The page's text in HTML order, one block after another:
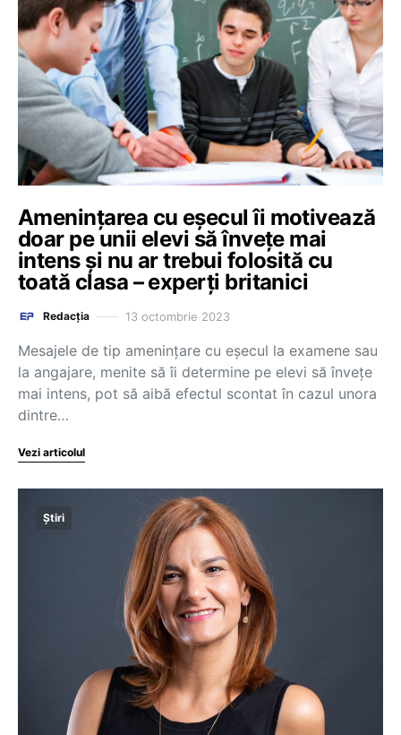
Amenințarea cu eșecul îi motivează
doar pe unii elevi să învețe mai
intens și nu ar trebui folosită cu
toată clasa – experți britanici
Redacția 13 octombrie 2023
Mesajele de tip amenințare cu eșecul la examene sau
la angajare, menite să îi determine pe elevi să învețe
mai intens, pot să aibă efectul scontat în cazul unora
dintre…
Vezi articolul
Știri